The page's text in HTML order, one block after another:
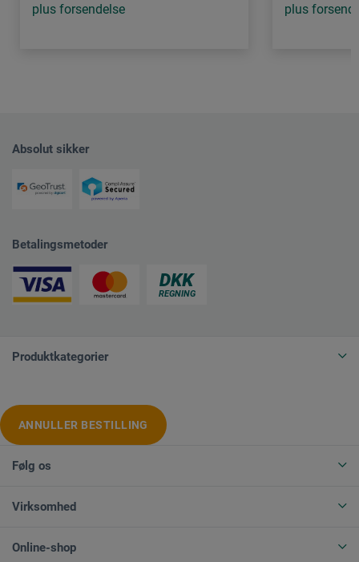
plus forsendelse plus
Absolut sikker
Betalingsmetoder
Produktkategorier
ANNULLER BESTILLING
Følg os
Virksomhed
Online-shop